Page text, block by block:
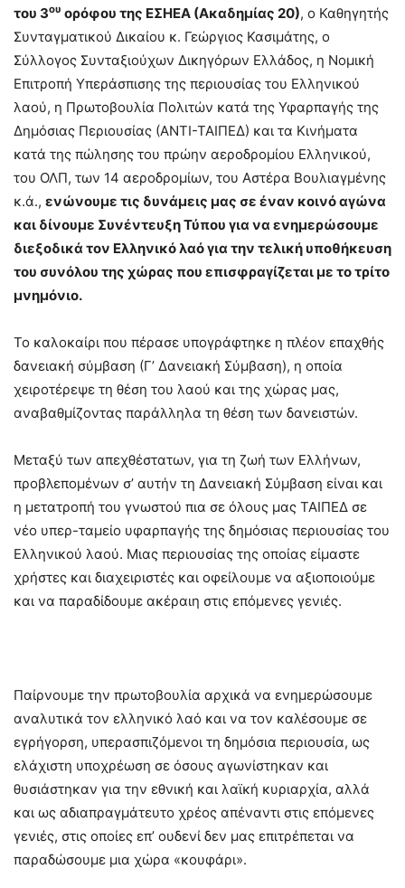
του 3ου ορόφου της ΕΣΗΕΑ (Ακαδημίας 20), ο Καθηγητής
Συνταγματικού Δικαίου κ. Γεώργιος Κασιμάτης, ο
Σύλλογος Συνταξιούχων Δικηγόρων Ελλάδος, η Νομική
Επιτροπή Υπεράσπισης της περιουσίας του Ελληνικού
λαού, η Πρωτοβουλία Πολιτών κατά της Υφαρπαγής της
Δημόσιας Περιουσίας (ΑΝΤΙ-ΤΑΙΠΕΔ) και τα Κινήματα
κατά της πώλησης του πρώην αεροδρομίου Ελληνικού,
του ΟΛΠ, των 14 αεροδρομίων, του Αστέρα Βουλιαγμένης
κ.ά., ενώνουμε τις δυνάμεις μας σε έναν κοινό αγώνα
και δίνουμε Συνέντευξη Τύπου για να ενημερώσουμε
διεξοδικά τον Ελληνικό λαό για την τελική υποθήκευση
του συνόλου της χώρας που επισφραγίζεται με το τρίτο
μνημόνιο.
Το καλοκαίρι που πέρασε υπογράφτηκε η πλέον επαχθής
δανειακή σύμβαση (Γ’ Δανειακή Σύμβαση), η οποία
χειροτέρεψε τη θέση του λαού και της χώρας μας,
αναβαθμίζοντας παράλληλα τη θέση των δανειστών.
Μεταξύ των απεχθέστατων, για τη ζωή των Ελλήνων,
προβλεπομένων σ’ αυτήν τη Δανειακή Σύμβαση είναι και
η μετατροπή του γνωστού πια σε όλους μας ΤΑΙΠΕΔ σε
νέο υπερ-ταμείο υφαρπαγής της δημόσιας περιουσίας του
Ελληνικού λαού. Μιας περιουσίας της οποίας είμαστε
χρήστες και διαχειριστές και οφείλουμε να αξιοποιούμε
και να παραδίδουμε ακέραιη στις επόμενες γενιές.
Παίρνουμε την πρωτοβουλία αρχικά να ενημερώσουμε
αναλυτικά τον ελληνικό λαό και να τον καλέσουμε σε
εγρήγορση, υπερασπιζόμενοι τη δημόσια περιουσία, ως
ελάχιστη υποχρέωση σε όσους αγωνίστηκαν και
θυσιάστηκαν για την εθνική και λαϊκή κυριαρχία, αλλά
και ως αδιαπραγμάτευτο χρέος απέναντι στις επόμενες
γενιές, στις οποίες επ’ ουδενί δεν μας επιτρέπεται να
παραδώσουμε μια χώρα «κουφάρι».